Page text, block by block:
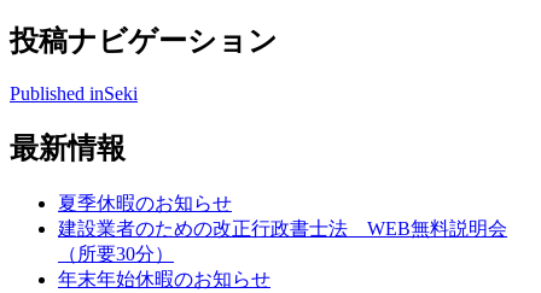
投稿ナビゲーション
Published inSeki
最新情報
夏季休暇のお知らせ
建設業者のための改正行政書士法 WEB無料説明会
（所要30分）
年末年始休暇のお知らせ